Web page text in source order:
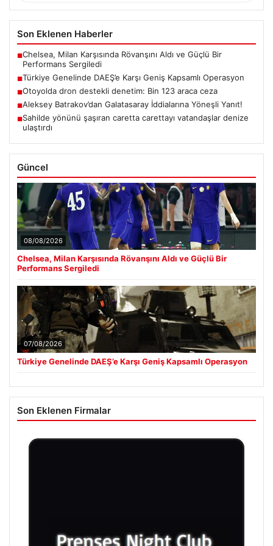
Son Eklenen Haberler
■Chelsea, Milan Karşısında Rövanşını Aldı ve Güçlü Bir
Performans Sergiledi
■Türkiye Genelinde DAEŞ’e Karşı Geniş Kapsamlı Operasyon
■Otoyolda dron destekli denetim: Bin 123 araca ceza
■Aleksey Batrakov’dan Galatasaray İddialarına Yöneşli Yanıt!
■Sahilde yönünü şaşıran caretta carettayı vatandaşlar denize
ulaştırdı
Güncel
08/08/2026
Chelsea, Milan Karşısında Rövanşını Aldı ve Güçlü Bir
Performans Sergiledi
07/08/2026
Türkiye Genelinde DAEŞ’e Karşı Geniş Kapsamlı Operasyon
Son Eklenen Firmalar